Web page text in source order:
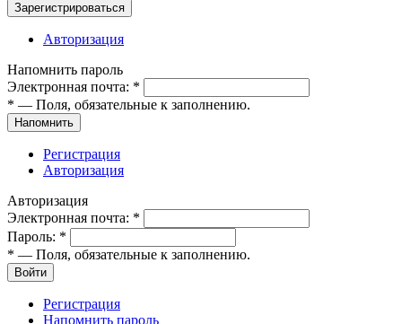
Зарегистрироваться
Авторизация
Напомнить пароль
Электронная почта: *
* — Поля, обязательные к заполнению.
Напомнить
Регистрация
Авторизация
Авторизация
Электронная почта: *
Пароль: *
* — Поля, обязательные к заполнению.
Войти
Регистрация
Напомнить пароль